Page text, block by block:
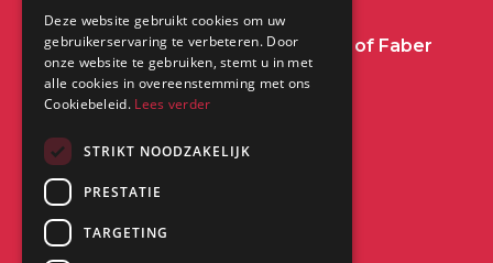
Heeft u een vraag over Dimplex of Faber
Haarden?Klik dan hier
8448 CC Heerenveen
Deze website gebruikt cookies om uw
gebruikerservaring te verbeteren. Door
onze website te gebruiken, stemt u in met
alle cookies in overeenstemming met ons
Cookiebeleid. Lees verder
STRIKT NOODZAKELIJK
PRESTATIE
TARGETING